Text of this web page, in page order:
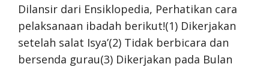
Dilansir dari Ensiklopedia, Perhatikan cara
pelaksanaan ibadah berikut!(1) Dikerjakan
setelah salat Isya’(2) Tidak berbicara dan
bersenda gurau(3) Dikerjakan pada Bulan